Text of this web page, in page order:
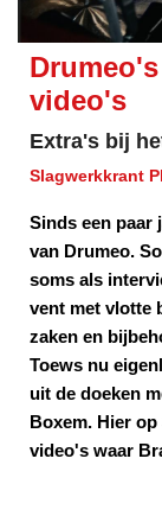
video's
Extra's bij
Slagwerkkrant
Sinds een paar
van Drumeo.
soms als
vent met vlotte
zaken en
Toews nu
uit de doeken
Boxem. Hier
video's waar